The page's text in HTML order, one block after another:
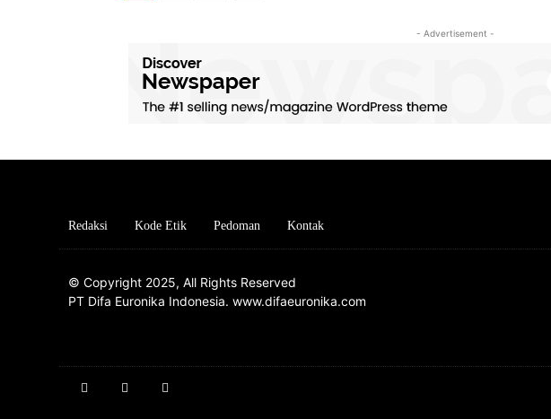
- Advertisement -
Redaksi Kode Etik Pedoman Kontak
© Copyright 2025, All Rights Reserved
PT Difa Euronika Indonesia. www.difaeuronika.com